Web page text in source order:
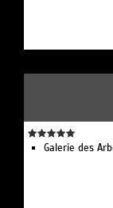
Galerie des